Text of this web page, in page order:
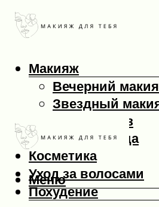
Макияж
Вечерний
Звездный
Макияж глаз
Макияж лица
Косметика
Уход за волосами
Похудение
Меню